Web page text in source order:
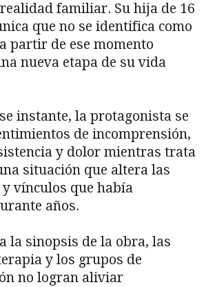
familiar. Su hija de 16
que no se identifica como
partir de ese momento
nueva etapa de su vida
instante, la protagonista se
de incomprensión,
y dolor mientras trata
situación que altera las
vínculos que había
años.
la sinopsis de la obra, las
y los grupos de
no logran aliviar